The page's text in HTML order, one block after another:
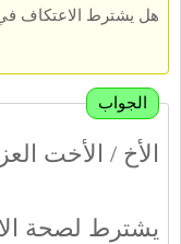
هل يشترط الاعتكاف
الجواب
الأخ / الأخت
يشترط لصحة